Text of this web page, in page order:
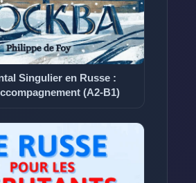
Singulier en Russe :
(A2-B1)